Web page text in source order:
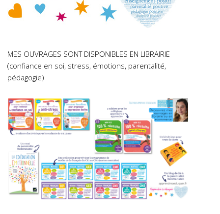
MES OUVRAGES SONT DISPONIBLES EN LIBRAIRIE
(confiance en soi, stress, émotions, parentalité,
pédagogie)